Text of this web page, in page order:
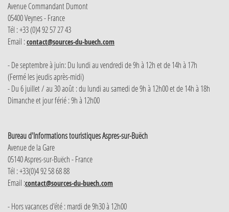
Avenue Commandant Dumont
05400 Veynes - France
Tél : +33 (0)4 92 57 27 43
Email :contact@sources-du-buech.com
- De septembre à juin: Du lundi au vendredi de 9h à 12h et de 14h à 17h
(Fermé les jeudis après-midi)
- Du 6 juillet / au 30 août : du lundi au samedi de 9h à 12h00 et de 14h à 18h
Dimanche et jour férié : 9h à 12h00
Bureau d'Informations touristiques Aspres-sur-Buëch
Avenue de la Gare
05140 Aspres-sur-Buëch - France
Tél : +33(0)4 92 58 68 88
Email :contact@sources-du-buech.com
- Hors vacances d'été : mardi de 9h30 à 12h00